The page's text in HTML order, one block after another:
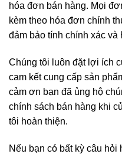
hóa đơn bán hàng. Mọi
kèm theo hóa đơn chính
đảm bảo tính chính xác và
Chúng tôi luôn đặt lợi ích
cam kết cung cấp sản
cảm ơn bạn đã ủng hộ
chính sách bán hàng khi
tôi hoàn thiện.
Nếu bạn có bất kỳ câu hỏi